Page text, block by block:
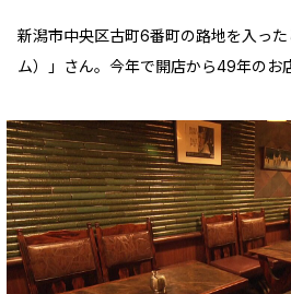
新潟市中央区古町6番町の路地を入っ
ム）」さん。今年で開店から49年のお